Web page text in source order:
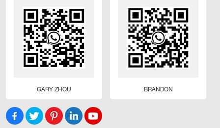
توفر مصابيح الحدائق الخارجية التي تعمل بالطاقة الشمسية حلاً
إضاءة مريحًا وصديقًا للبيئة للحدائق والممرات والمناظر الطبيعية
الخارجية. إنها تلغي الحاجة إلى الأسلاك المعقدة ومصادر الطاقة
الخارجية مع إضافة توهج ساحر إلى حديقتك أثناء الليل. الصين 18
سنوات مورد متعدد التخصصات
GARY ZHOU BRANDON